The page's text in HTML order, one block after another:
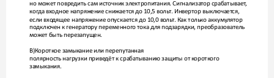
но может повредить сам источник электропитания. Сигнализатор срабатывает,
когда входное напряжение снижается до 10,5 вольт. Инвертор выключается,
если входящее напряжение опускается до 10,0 вольт. Как только аккумулятор
подключен к генератору переменного тока для подзарядки, преобразователь
может быть перезапущен.
В)Короткое замыкание или перепутанная
полярность нагрузки приведёт к срабатыванию защиты от короткого
замыкания.